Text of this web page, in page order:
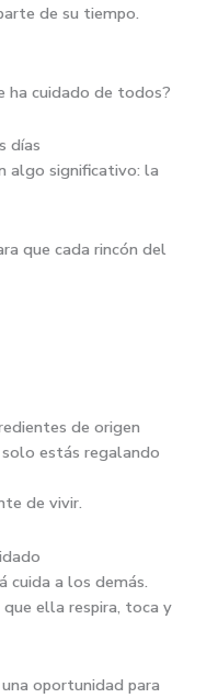
de su tiempo.
ha cuidado de todos?
días
algo significativo: la
que cada rincón del
de origen
estás regalando
de vivir.
cuida a los demás.
ella respira, toca y
oportunidad para